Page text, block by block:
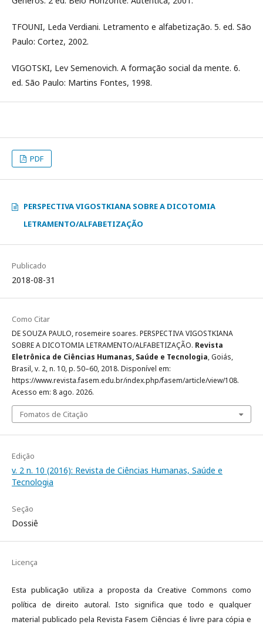
TFOUNI, Leda Verdiani. Letramento e alfabetização. 5. ed. São
Paulo: Cortez, 2002.
VIGOTSKI, Lev Semenovich. A formação social da mente. 6.
ed. São Paulo: Martins Fontes, 1998.
PDF
PERSPECTIVA VIGOSTKIANA SOBRE A DICOTOMIA
LETRAMENTO/ALFABETIZAÇÃO
Publicado
2018-08-31
Como Citar
DE SOUZA PAULO, rosemeire soares. PERSPECTIVA VIGOSTKIANA
SOBRE A DICOTOMIA LETRAMENTO/ALFABETIZAÇÃO. Revista
Eletrônica de Ciências Humanas, Saúde e Tecnologia, Goiás,
Brasil, v. 2, n. 10, p. 50–60, 2018. Disponível em:
https://www.revista.fasem.edu.br/index.php/fasem/article/view/108.
Acesso em: 8 ago. 2026.
Fomatos de Citação
Edição
v. 2 n. 10 (2016): Revista de Ciências Humanas, Saúde e
Tecnologia
Seção
Dossiê
Licença
Esta publicação utiliza a proposta da Creative Commons como
política de direito autoral. Isto significa que todo e qualquer
material publicado pela Revista Fasem Ciências é livre para cópia e